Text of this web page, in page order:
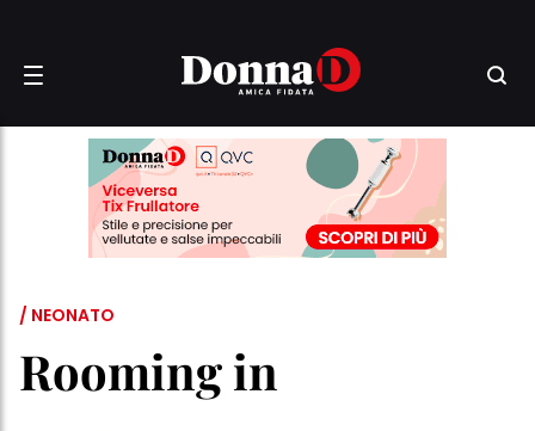
/ NEONATO
Rooming in